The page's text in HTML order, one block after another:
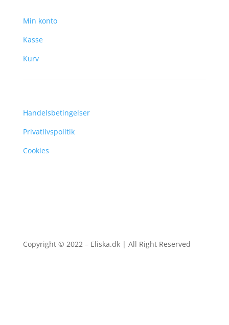
Min konto
Kasse
Kurv
Handelsbetingelser
Privatlivspolitik
Cookies
Copyright © 2022 – Eliska.dk | All Right Reserved